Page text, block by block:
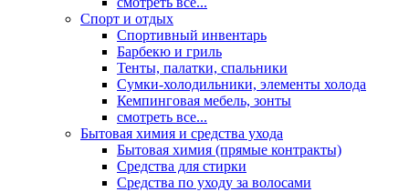
Спорт и отдых
Спортивный инвентарь
Барбекю и гриль
Тенты, палатки, спальники
Сумки-холодильники, элементы холода
Кемпинговая мебель, зонты
смотреть все...
Бытовая химия и средства ухода
Бытовая химия (прямые контракты)
Средства для стирки
Средства по уходу за волосами